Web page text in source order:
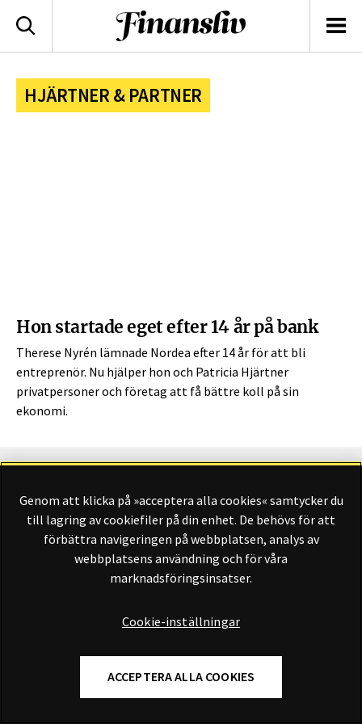
logotyp
Sök
HJÄRTNER & PARTNER
Hon startade eget efter 14 år på bank
Therese Nyrén lämnade Nordea efter 14 år för att bli
entreprenör. Nu hjälper hon och Patricia Hjärtner
privatpersoner och företag att få bättre koll på sin
ekonomi.
Finansliv ägs av Finansliv Sverige AB, 556784-8741.
Genom att klicka på »acceptera alla cookies« samtycker du
till lagring av cookiefiler på din enhet. De behövs för att
förbättra navigeringen på webbplatsen, analys av
webbplatsens användning och för våra
marknadsföringsinsatser.
Cookie-inställningar
ACCEPTERA ALLA COOKIES